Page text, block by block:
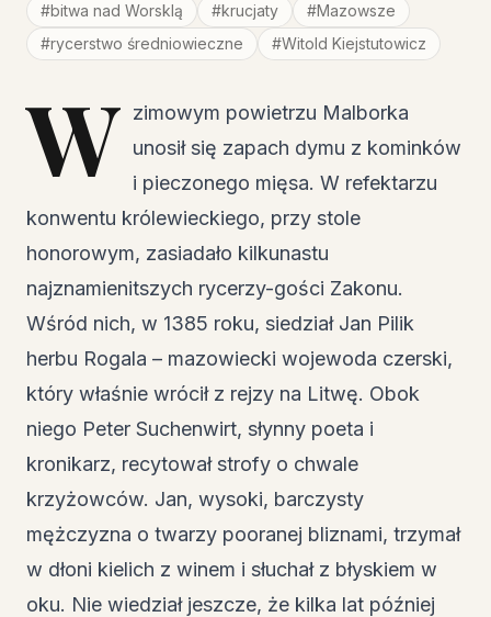
#bitwa nad Worsklą #krucjaty #Mazowsze
#rycerstwo średniowieczne #Witold Kiejstutowicz
W zimowym powietrzu Malborka
unosił się zapach dymu z kominków
i pieczonego mięsa. W refektarzu
konwentu królewieckiego, przy stole
honorowym, zasiadało kilkunastu
najznamienitszych rycerzy-gości Zakonu.
Wśród nich, w 1385 roku, siedział Jan Pilik
herbu Rogala – mazowiecki wojewoda czerski,
który właśnie wrócił z rejzy na Litwę. Obok
niego Peter Suchenwirt, słynny poeta i
kronikarz, recytował strofy o chwale
krzyżowców. Jan, wysoki, barczysty
mężczyzna o twarzy pooranej bliznami, trzymał
w dłoni kielich z winem i słuchał z błyskiem w
oku. Nie wiedział jeszcze, że kilka lat później